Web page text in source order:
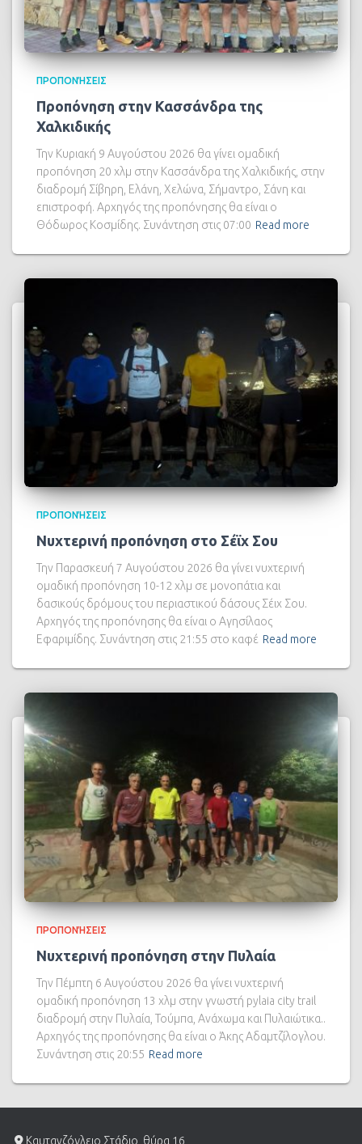
ΠΡΟΠΟΝΉΣΕΙΣ
Προπόνηση στην Κασσάνδρα της
Χαλκιδικής
Την Κυριακή 9 Αυγούστου 2026 θα γίνει ομαδική
προπόνηση 20 χλμ στην Κασσάνδρα της Χαλκιδικής, στην
διαδρομή Σίβηρη, Ελάνη, Χελώνα, Σήμαντρο, Σάνη και
επιστροφή. Αρχηγός της προπόνησης θα είναι ο
Θόδωρος Κοσμίδης. Συνάντηση στις 07:00 Read more
ΠΡΟΠΟΝΉΣΕΙΣ
Νυχτερινή προπόνηση στο Σέϊχ Σου
Την Παρασκευή 7 Αυγούστου 2026 θα γίνει νυχτερινή
ομαδική προπόνηση 10-12 χλμ σε μονοπάτια και
δασικούς δρόμους του περιαστικού δάσους Σέιχ Σου.
Αρχηγός της προπόνησης θα είναι ο Αγησίλαος
Εφαριμίδης. Συνάντηση στις 21:55 στο καφέ Read more
ΠΡΟΠΟΝΉΣΕΙΣ
Νυχτερινή προπόνηση στην Πυλαία
Την Πέμπτη 6 Αυγούστου 2026 θα γίνει νυχτερινή
ομαδική προπόνηση 13 χλμ στην γνωστή pylaia city trail
διαδρομή στην Πυλαία, Τούμπα, Ανάχωμα και Πυλαιώτικα..
Αρχηγός της προπόνησης θα είναι ο Άκης Αδαμτζίλογλου.
Συνάντηση στις 20:55 Read more
Καυτανζόγλειο Στάδιο, θύρα 16